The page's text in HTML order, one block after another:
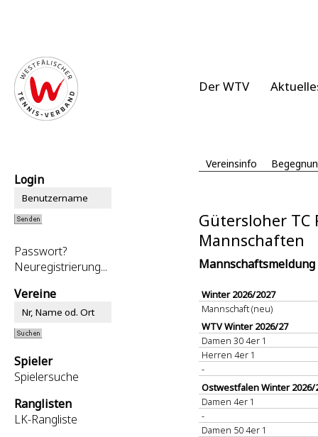
Der WTV
Vereinsinfo
Login
Passwort?
Neuregistrierung...
Vereine
Spieler
Spielersuche
Ranglisten
LK-Rangliste
Gütersloher TC
Mannschaften
Mannschaftsmeldung
Winter 2026/2027
Mannschaft (neu)
WTV Winter 2026/27
Damen 30 4er 1
Herren 4er 1
-
Ostwestfalen Winter 2026/
Damen 4er 1
-
Damen 50 4er 1